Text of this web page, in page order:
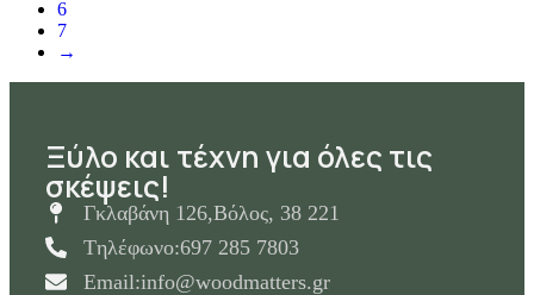
6
7
→
Ξύλο και τέχνη για όλες τις
σκέψεις!
Γκλαβάνη 126,Βόλος, 38 221
Tηλέφωνο:697 285 7803
Email:info@woodmatters.gr